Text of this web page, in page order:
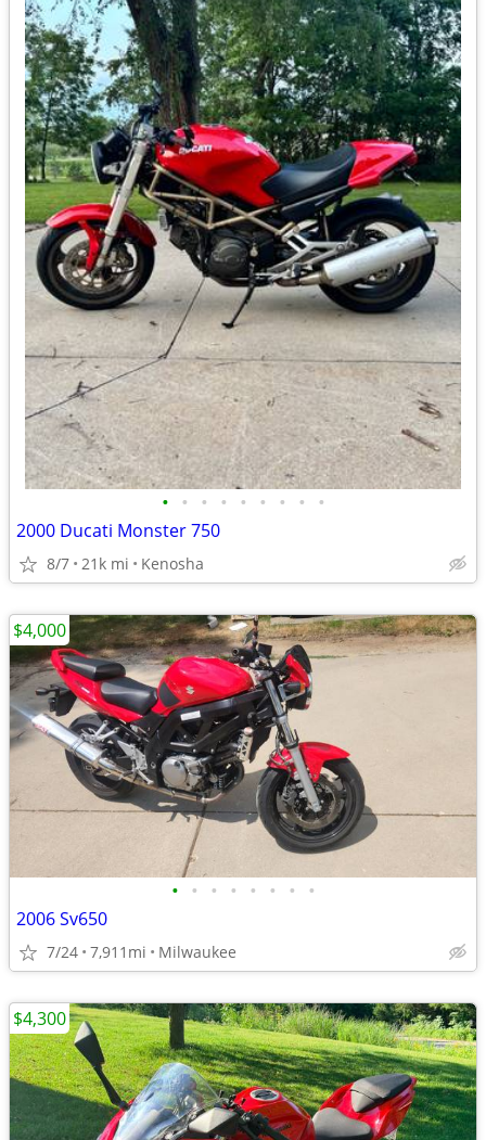
• • • • • • • • •
2000 Ducati Monster 750
8/7 21k mi Kenosha
• • • • • • • •
2006 Sv650
7/24 7,911mi Milwaukee
$4,000
$4,300